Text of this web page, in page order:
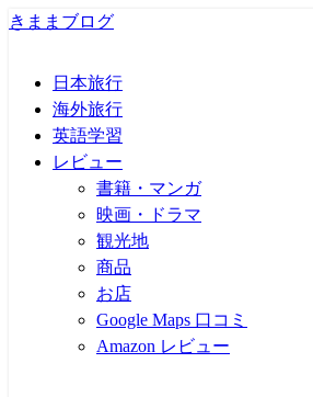
きままブログ
日本旅行
海外旅行
英語学習
レビュー
書籍・マンガ
映画・ドラマ
観光地
商品
お店
Google Maps 口コミ
Amazon レビュー